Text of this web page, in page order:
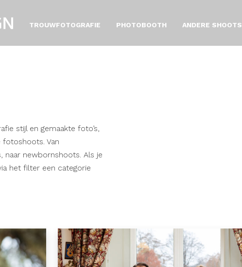
TROUWFOTOGRAFIE PHOTOBOOTH ANDERE SHOOTS
stijl en gemaakte foto’s,
fotoshoots. Van
naar newbornshoots. Als je
het filter een categorie